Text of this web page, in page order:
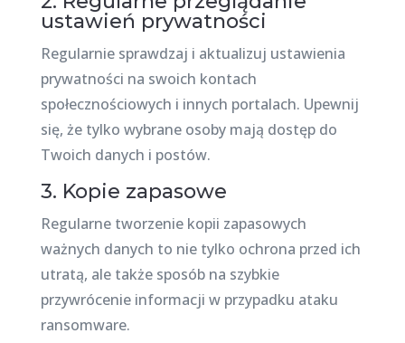
ustawień prywatności
Regularnie sprawdzaj i aktualizuj ustawienia
prywatności na swoich kontach
społecznościowych i innych portalach. Upewnij
się, że tylko wybrane osoby mają dostęp do
Twoich danych i postów.
3. Kopie zapasowe
Regularne tworzenie kopii zapasowych
ważnych danych to nie tylko ochrona przed ich
utratą, ale także sposób na szybkie
przywrócenie informacji w przypadku ataku
ransomware.